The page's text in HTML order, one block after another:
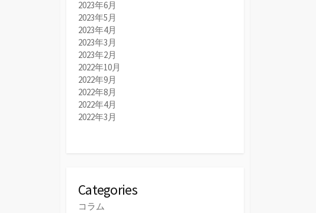
2023年6月
2023年5月
2023年4月
2023年3月
2023年2月
2022年10月
2022年9月
2022年8月
2022年4月
2022年3月
Categories
コラム